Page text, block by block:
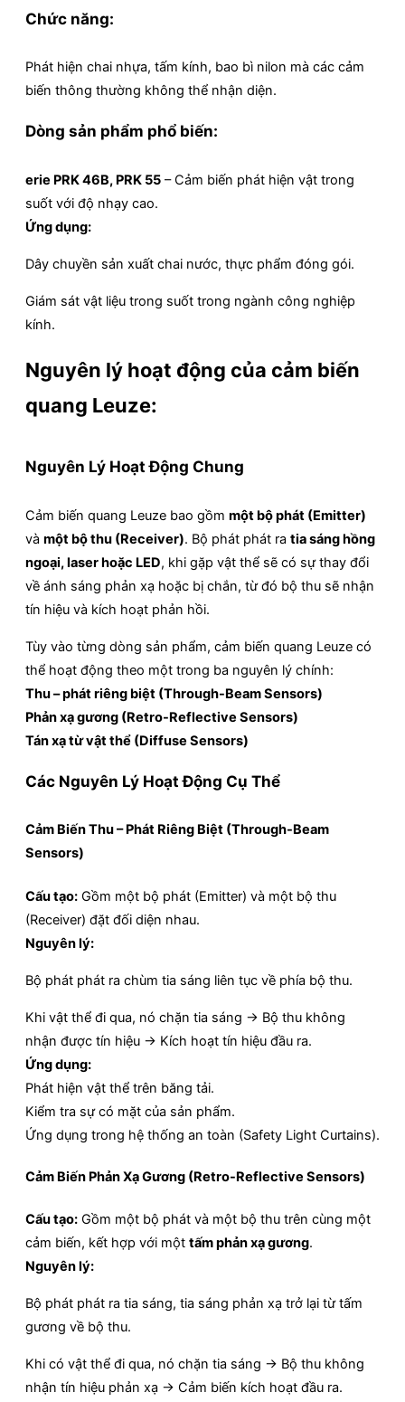
Chức năng:
Phát hiện chai nhựa, tấm kính, bao bì nilon mà các cảm
biến thông thường không thể nhận diện.
Dòng sản phẩm phổ biến:
erie PRK 46B, PRK 55 – Cảm biến phát hiện vật trong
suốt với độ nhạy cao.
Ứng dụng:
Dây chuyền sản xuất chai nước, thực phẩm đóng gói.
Giám sát vật liệu trong suốt trong ngành công nghiệp
kính.
Nguyên lý hoạt động của cảm biến
quang Leuze:
Nguyên Lý Hoạt Động Chung
Cảm biến quang Leuze bao gồm một bộ phát (Emitter)
và một bộ thu (Receiver). Bộ phát phát ra tia sáng hồng
ngoại, laser hoặc LED, khi gặp vật thể sẽ có sự thay đổi
về ánh sáng phản xạ hoặc bị chắn, từ đó bộ thu sẽ nhận
tín hiệu và kích hoạt phản hồi.
Tùy vào từng dòng sản phẩm, cảm biến quang Leuze có
thể hoạt động theo một trong ba nguyên lý chính:
Thu – phát riêng biệt (Through-Beam Sensors)
Phản xạ gương (Retro-Reflective Sensors)
Tán xạ từ vật thể (Diffuse Sensors)
Các Nguyên Lý Hoạt Động Cụ Thể
Cảm Biến Thu – Phát Riêng Biệt (Through-Beam
Sensors)
Cấu tạo: Gồm một bộ phát (Emitter) và một bộ thu
(Receiver) đặt đối diện nhau.
Nguyên lý:
Bộ phát phát ra chùm tia sáng liên tục về phía bộ thu.
Khi vật thể đi qua, nó chặn tia sáng → Bộ thu không
nhận được tín hiệu → Kích hoạt tín hiệu đầu ra.
Ứng dụng:
Phát hiện vật thể trên băng tải.
Kiểm tra sự có mặt của sản phẩm.
Ứng dụng trong hệ thống an toàn (Safety Light Curtains).
Cảm Biến Phản Xạ Gương (Retro-Reflective Sensors)
Cấu tạo: Gồm một bộ phát và một bộ thu trên cùng một
cảm biến, kết hợp với một tấm phản xạ gương.
Nguyên lý:
Bộ phát phát ra tia sáng, tia sáng phản xạ trở lại từ tấm
gương về bộ thu.
Khi có vật thể đi qua, nó chặn tia sáng → Bộ thu không
nhận tín hiệu phản xạ → Cảm biến kích hoạt đầu ra.